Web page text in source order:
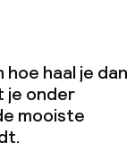
haal je dan
je onder
mooiste